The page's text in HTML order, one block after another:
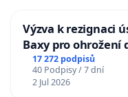
Výzva k rezignaci
Baxy pro ohrožení
17 272 podpisů
40 Podpisy / 7 dní
2 Jul 2026